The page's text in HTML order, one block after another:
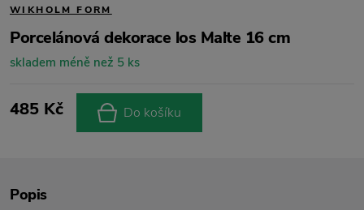
WIKHOLM FORM
Porcelánová dekorace los Malte 16 cm
skladem méně než 5 ks
485 Kč Do košíku
Popis